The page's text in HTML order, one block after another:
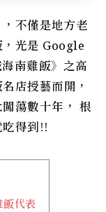
，不僅是地方老
光是 Google
海南雞飯》 之高
店授藝而開，
蕩數十年， 根
得到!!
飯代表